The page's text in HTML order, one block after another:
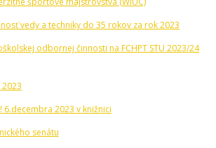
vedy a techniky do 35 rokov za rok 2023
odbornej činnosti na FCHPT STU 2023/24
2023
6.decembra 2023 v knižnici
senátu